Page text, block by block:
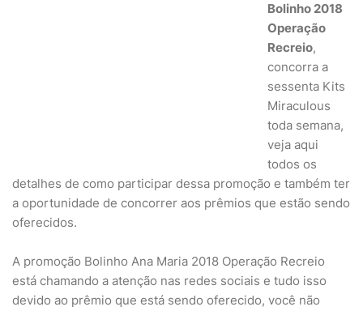
Bolinho 2018
Operação
Recreio,
concorra a
sessenta Kits
Miraculous
toda semana,
veja aqui
todos os
detalhes de como participar dessa promoção e também ter
a oportunidade de concorrer aos prêmios que estão sendo
oferecidos.
A promoção Bolinho Ana Maria 2018 Operação Recreio
está chamando a atenção nas redes sociais e tudo isso
devido ao prêmio que está sendo oferecido, você não